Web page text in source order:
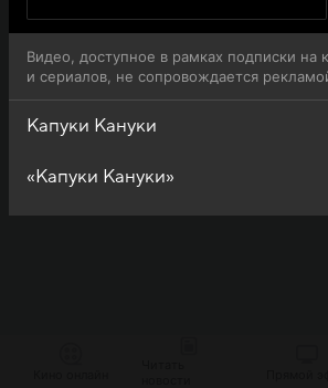
Видео, доступное в рамках подписки на
и сериалов, не сопровождается
Капуки Кануки
«Капуки Кануки»